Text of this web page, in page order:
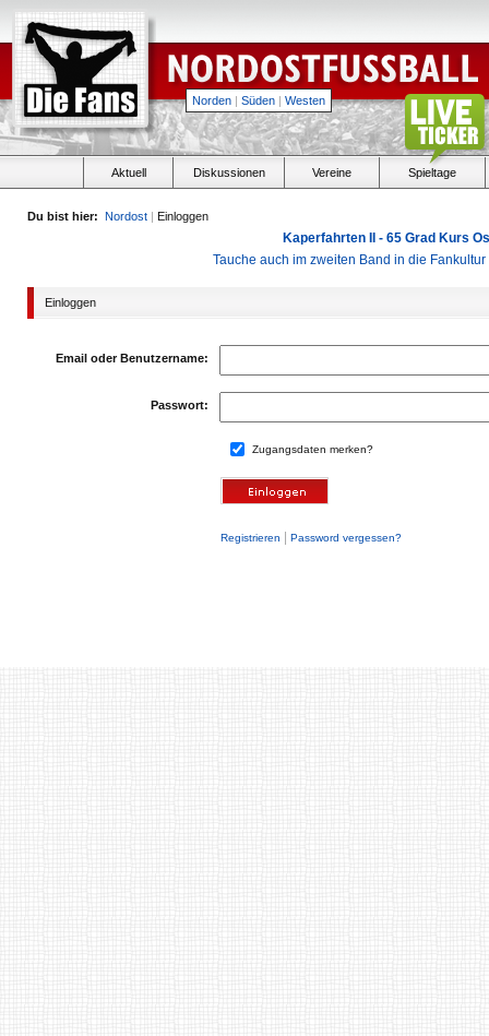
Norden | Süden | Westen
Aktuell Diskussionen Vereine Spieltage
Du bist hier: Nordost | Einloggen
Kaperfahrten II - 65 Grad Kurs
Tauche auch im zweiten Band in die
Einloggen
Email oder Benutzername:
Passwort:
Zugangsdaten merken?
Registrieren Password vergessen?